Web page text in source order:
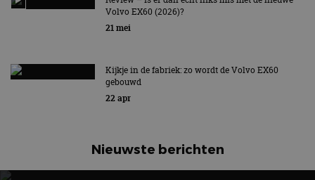
Wat is de beste elektrische gezinsauto voor grote
Volvo EX60 (2026)?
21 mei
Kijkje in de fabriek: zo wordt de Volvo EX60
gebouwd
22 apr
Nieuwste berichten